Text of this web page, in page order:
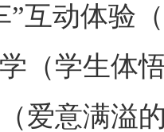
”互动体验
（学生体
爱意满溢